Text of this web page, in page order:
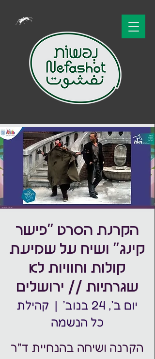
הקרנת הסרט "פישר
קינג" ושיח על שמיעת
קולות וחוויות לא
שגרתיות // ירושלים
יום ב׳, 24 בנוב׳
  |
קהילת
כל הנשמה
הקרנה ושיחה בהנחיית ד"ר